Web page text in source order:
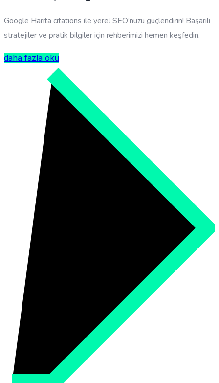
Google Harita citations ile yerel SEO’nuzu güçlendirin! Başarılı
stratejiler ve pratik bilgiler için rehberimizi hemen keşfedin.
daha fazla oku